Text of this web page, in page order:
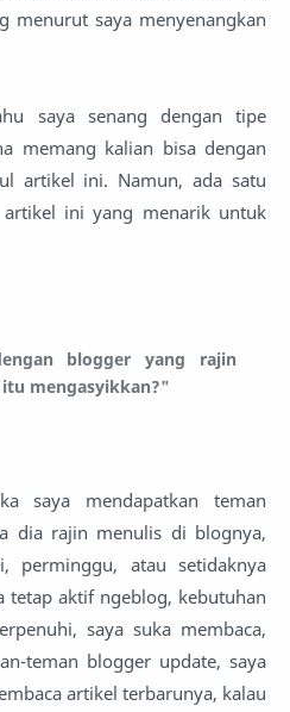
menurut saya menyenangkan
saya senang dengan tipe
memang kalian bisa dengan
artikel ini. Namun, ada satu
ini yang menarik untuk
blogger yang rajin
mengasyikkan?"
saya mendapatkan teman
dia rajin menulis di blognya,
perminggu, atau setidaknya
tetap aktif ngeblog, kebutuhan
saya suka membaca,
teman blogger update, saya
artikel terbarunya, kalau